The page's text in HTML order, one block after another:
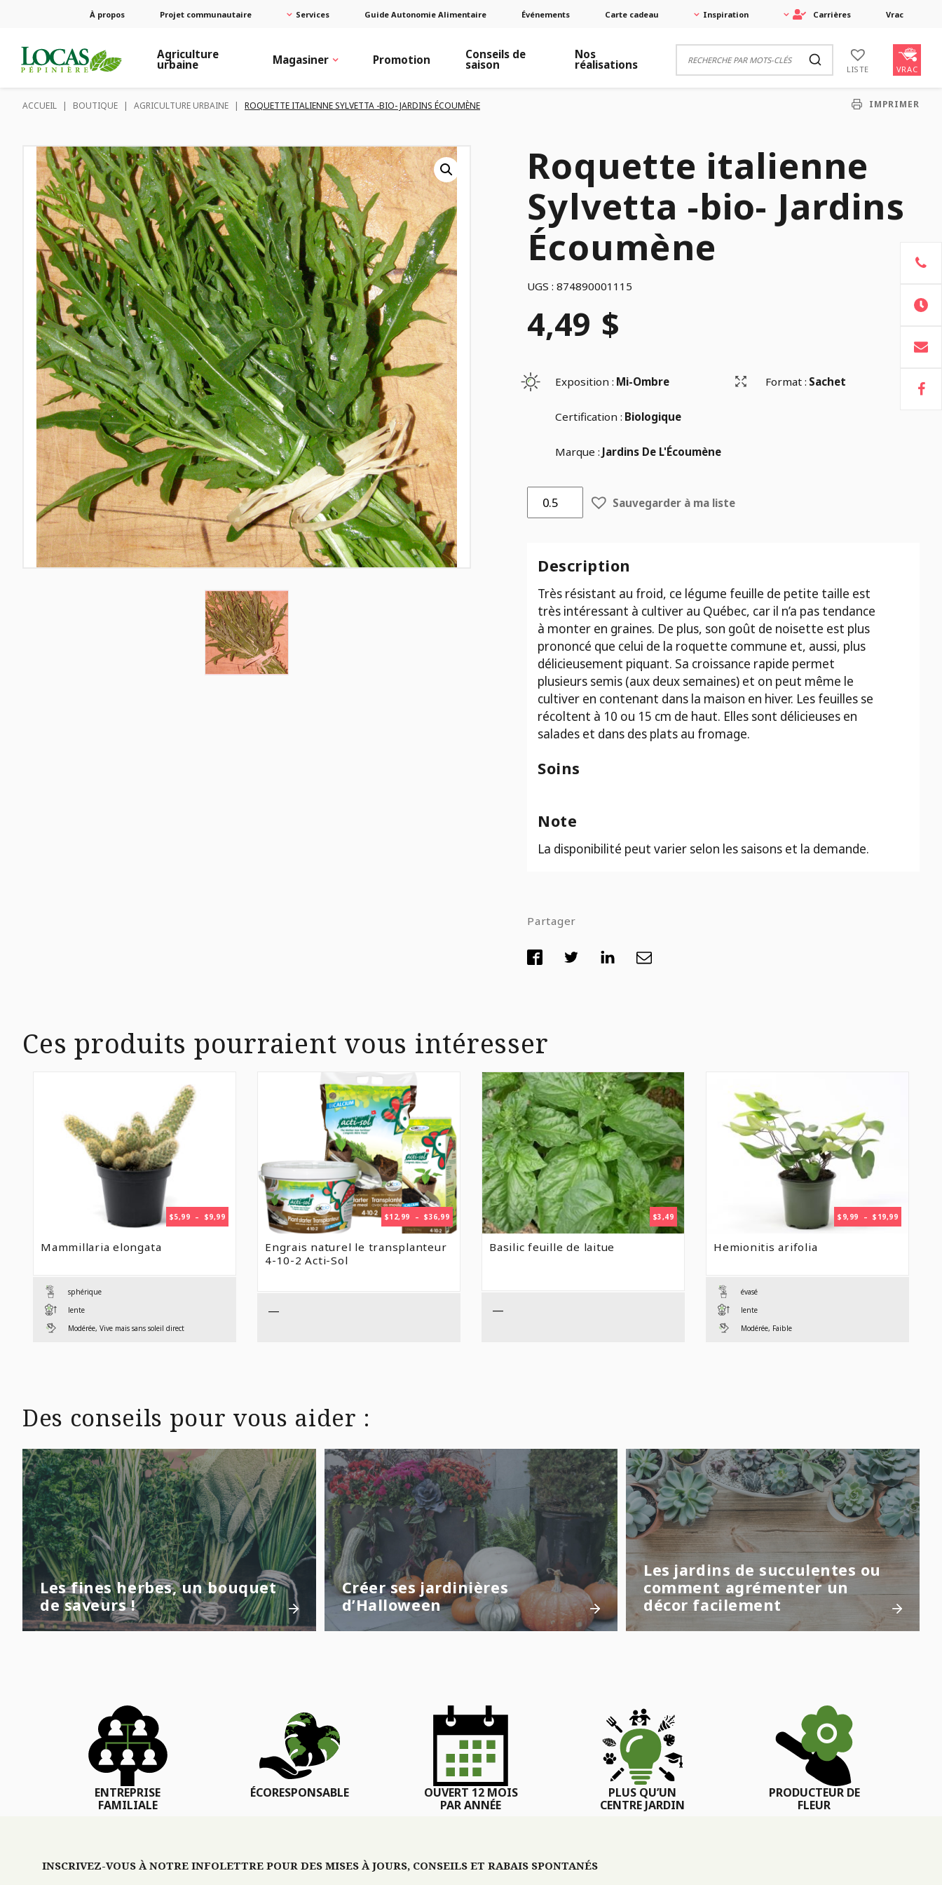
À propos Projet communautaire Services Guide Autonomie Alimentaire Événements Carte cadeau Inspiration Carrières Vrac
Agriculture
urbaine Magasiner Promotion Conseils de
saison
Nos
réalisations LISTE VRAC
ACCUEIL | BOUTIQUE | AGRICULTURE URBAINE | ROQUETTE ITALIENNE SYLVETTA -BIO- JARDINS ÉCOUMÈNE IMPRIMER
Roquette italienne
Sylvetta -bio- Jardins
Écoumène
UGS : 874890001115
$
4,49
Exposition : Mi-Ombre Format : Sachet
Certification : Biologique
Marque : Jardins De L'Écoumène
Sylvetta
bio-
Jardins
Écoumène
Sauvegarder à ma liste
Description
Très résistant au froid, ce légume feuille de petite taille est
très intéressant à cultiver au Québec, car il n’a pas tendance
à monter en graines. De plus, son goût de noisette est plus
prononcé que celui de la roquette commune et, aussi, plus
délicieusement piquant. Sa croissance rapide permet
plusieurs semis (aux deux semaines) et on peut même le
cultiver en contenant dans la maison en hiver. Les feuilles se
récoltent à 10 ou 15 cm de haut. Elles sont délicieuses en
salades et dans des plats au fromage.
Soins
Note
La disponibilité peut varier selon les saisons et la demande.
Partager
Ces produits pourraient vous intéresser
$5,99 – $9,99PLAGE
DE
Mammillaria elongata
sphérique
lente
Modérée, Vive mais sans soleil direct
$12,99 – $36,99PLAGE
DE
Engrais naturel le transplanteur
4-10-2 Acti-Sol
—
$3,49
Basilic feuille de laitue
—
$ 9,99 – $ 19,99PLAGE
DE
Hemionitis arifolia
évasé
lente
Modérée, Faible
Des conseils pour vous aider :
Les fines herbes, un bouquet
de saveurs !
Créer ses jardinières
d’Halloween
Les jardins de succulentes ou
comment agrémenter un
décor facilement
ENTREPRISE
FAMILIALE
ÉCORESPONSABLE
OUVERT 12 MOIS
PAR ANNÉE
PLUS QU’UN
CENTRE JARDIN
PRODUCTEUR DE
FLEUR
INSCRIVEZ-VOUS À NOTRE INFOLETTRE POUR DES MISES À JOURS, CONSEILS ET RABAIS SPONTANÉS